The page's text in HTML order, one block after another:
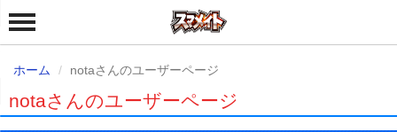
ホーム notaさんのユーザーページ
notaさんのユーザーページ